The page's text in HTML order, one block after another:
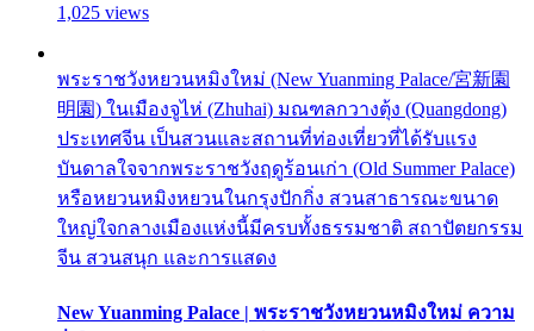
1,025 views
พระราชวังหยวนหมิงใหม่ (New Yuanming Palace/宮新園
明園) ในเมืองจูไห่ (Zhuhai) มณฑลกวางตุ้ง (Quangdong)
ประเทศจีน เป็นสวนและสถานที่ท่องเที่ยวที่ได้รับแรง
บันดาลใจจากพระราชวังฤดูร้อนเก่า (Old Summer Palace)
หรือหยวนหมิงหยวนในกรุงปักกิ่ง สวนสาธารณะขนาด
ใหญ่ใจกลางเมืองแห่งนี้มีครบทั้งธรรมชาติ สถาปัตยกรรม
จีน สวนสนุก และการแสดง
New Yuanming Palace | พระราชวังหยวนหมิงใหม่ ความ